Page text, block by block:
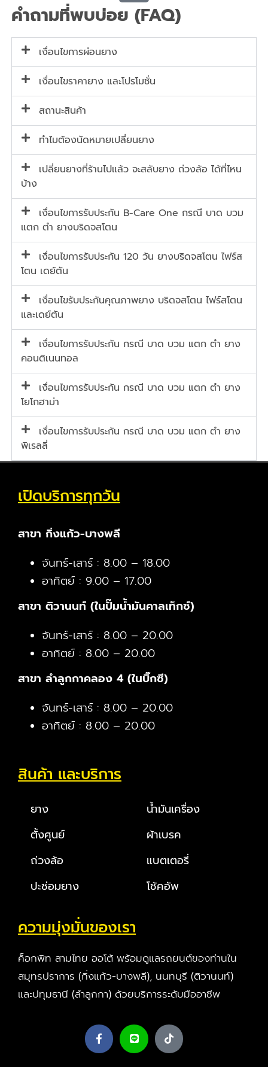
คำถามที่พบบ่อย (FAQ)
เงื่อนไขการผ่อนยาง
เงื่อนไขราคายาง และโปรโมชั่น
สถานะสินค้า
ทำไมต้องนัดหมายเปลี่ยนยาง
เปลี่ยนยางที่ร้านไปแล้ว จะสลับยาง ถ่วงล้อ ได้ที่ไหน
บ้าง
เงื่อนไขการรับประกัน B-Care One กรณี บาด บวม
แตก ตำ ยางบริดจสโตน
เงื่อนไขการรับประกัน 120 วัน ยางบริดจสโตน ไฟร์ส
โตน เดย์ตัน
เงื่อนไขรับประกันคุณภาพยาง บริดจสโตน ไฟร์สโตน
และเดย์ตัน
เงื่อนไขการรับประกัน กรณี บาด บวม แตก ตำ ยาง
คอนติเนนทอล
เงื่อนไขการรับประกัน กรณี บาด บวม แตก ตำ ยาง
โยโกฮาม่า
เงื่อนไขการรับประกัน กรณี บาด บวม แตก ตำ ยาง
พิเรลลี่
เปิดบริการทุกวัน
สาขา กิ่งแก้ว-บางพลี
จันทร์-เสาร์ : 8.00 – 18.00
อาทิตย์ : 9.00 – 17.00
สาขา ติวานนท์ (ในปั๊มน้ำมันคาลเท็กซ์)
จันทร์-เสาร์ : 8.00 – 20.00
อาทิตย์ : 8.00 – 20.00
สาขา ลำลูกกาคลอง 4 (ในบิ๊กซี)
จันทร์-เสาร์ : 8.00 – 20.00
อาทิตย์ : 8.00 – 20.00
สินค้า และบริการ
ยาง
ตั้งศูนย์
ถ่วงล้อ
ปะซ่อมยาง
น้ำมันเครื่อง
ผ้าเบรค
แบตเตอรี่
โช้คอัพ
ความมุ่งมั่นของเรา
ค็อกพิท สามไทย ออโต้ พร้อมดูแลรถยนต์ของท่านใน
สมุทรปราการ (กิ่งแก้ว-บางพลี), นนทบุรี (ติวานนท์)
และปทุมธานี (ลำลูกกา) ด้วยบริการระดับมืออาชีพ